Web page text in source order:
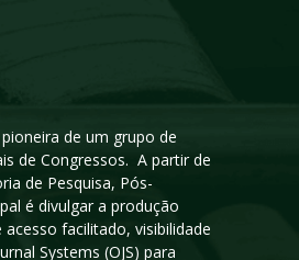
de um grupo de
de Congressos. A partir de
de Pesquisa, Pós-
é divulgar a produção
facilitado, visibilidade
Systems (OJS) para